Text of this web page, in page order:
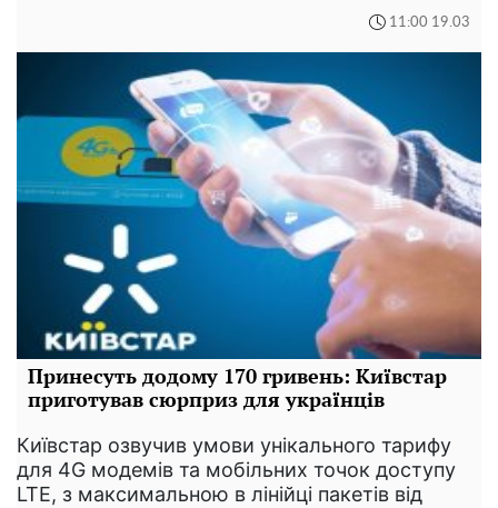
11:00 19.03
Принесуть додому 170 гривень: Київстар
приготував сюрприз для українців
Київстар озвучив умови унікального тарифу
для 4G модемів та мобільних точок доступу
LTE, з максимальною в лінійці пакетів від